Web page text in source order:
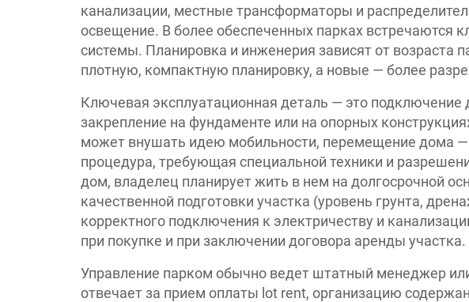
канализации, местные трансформаторы и
освещение. В более обеспеченных парках встречаются
системы. Планировка и инженерия зависят от возраста
плотную, компактную планировку, а новые — более
Ключевая эксплуатационная деталь — это
закрепление на фундаменте или на опорных
может внушать идею мобильности, перемещение дома
процедура, требующая специальной техники и
дом, владелец планирует жить в нем на долгосрочной
качественной подготовки участка (уровень грунта,
корректного подключения к электричеству и
при покупке и при заключении договора аренды участка.
Управление парком обычно ведет штатный менеджер
отвечает за прием оплаты lot rent, организацию